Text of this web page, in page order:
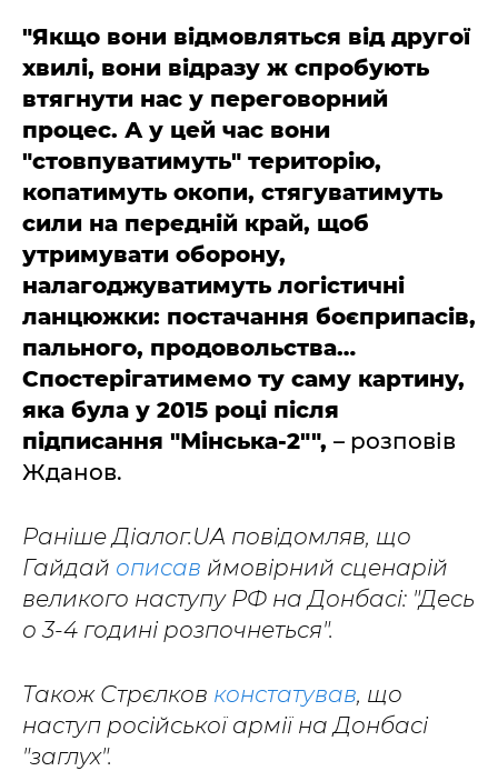
"Якщо вони відмовляться від другої
хвилі, вони відразу ж спробують
втягнути нас у переговорний
процес. А у цей час вони
"стовпуватимуть" територію,
копатимуть окопи, стягуватимуть
сили на передній край, щоб
утримувати оборону,
налагоджуватимуть логістичні
ланцюжки: постачання боєприпасів,
пального, продовольства…
Спостерігатимемо ту саму картину,
яка була у 2015 році після
підписання "Мінська-2"", – розповів
Жданов.
Раніше Діалог.UA повідомляв, що
Гайдай описав ймовірний сценарій
великого наступу РФ на Донбасі: "Десь
о 3-4 годині розпочнеться".
Також Стрєлков констатував, що
наступ російської армії на Донбасі
"заглух".